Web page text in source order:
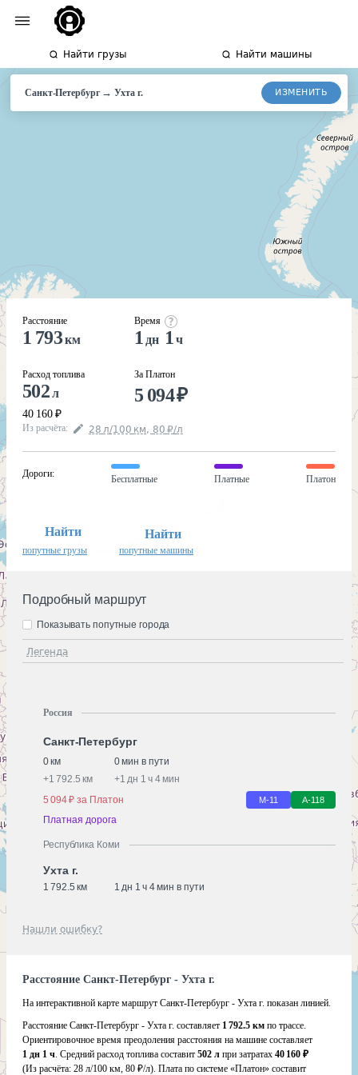
Найти грузы Найти машины
Санкт-Петербург→Ухта г. ИЗМЕНИТЬ
Расстояние
1 793км
Расход топлива
502л
40 160 ₽
Время
1 дн 1 ч
За Платон
5 094₽
Из расчёта: 28 л/100 км, 80 ₽/л
Дороги:
Бесплатные Платные Платон
Найти
попутные грузы
Найти
попутные машины
Подробный маршрут
Легенда
Показывать попутные города
Россия
Санкт-Петербург
0 км
0 мин в пути
+1 792.5 км +1 дн 1 ч 4 мин
5 094 ₽ за Платон
М-11 А-118
Платная дорога
Республика Коми
Ухта г.
1 792.5 км 1 дн 1 ч 4 мин в пути
Нашли ошибку?
Расстояние Санкт-Петербург - Ухта г.
На интерактивной карте маршрут Санкт-Петербург - Ухта г. показан линией.
Расстояние Санкт-Петербург - Ухта г. составляет 1 792.5 км по трассе.
Ориентировочное время преодоления расстояния на машине составляет
1 дн 1 ч. Средний расход топлива составит 502 л при затратах 40 160 ₽
(Из расчёта: 28 л/100 км, 80 ₽/л). Плата по системе «Платон» составит